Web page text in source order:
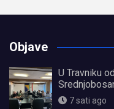
Objave
U Travniku
7 sati ago